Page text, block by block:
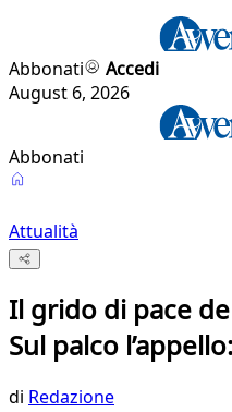
Abbonati
Accedi
August 6, 2026
Abbonati
Attualità
Il grido di pace
Sul palco
di Redazione